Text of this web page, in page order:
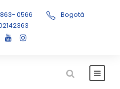
0566
Bogotá